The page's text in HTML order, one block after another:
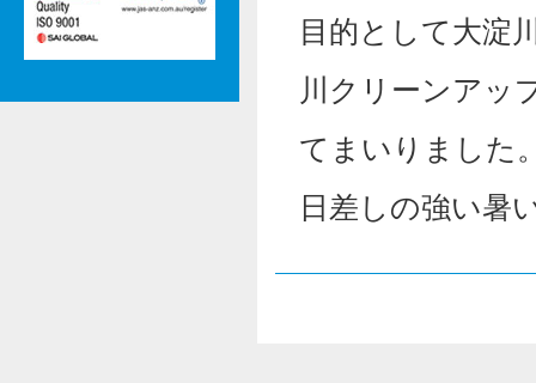
目的として大淀
川クリーンアッ
てまいりました
日差しの強い暑